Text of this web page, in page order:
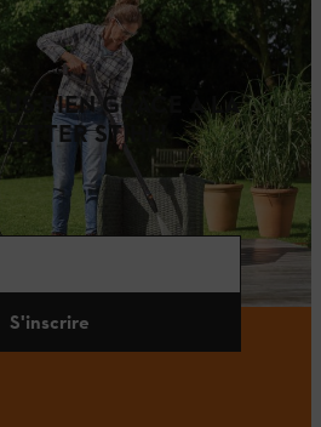
RIEN GRÂCE À LA
STIHL!
S'inscrire